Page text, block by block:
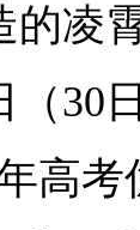
的凌
（30
高